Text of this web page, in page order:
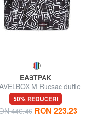
EASTPAK
M Rucsac duffle
mediu
50% REDUCERI
446.46 RON 223.23